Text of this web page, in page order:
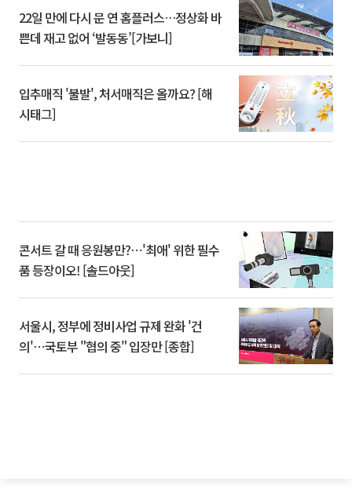
22일 만에 다시 문 연 홈플러스…정상화 바
쁜데 재고 없어 ‘발동동’[가보니]
입추매직 '불발', 처서매직은 올까요? [해
시태그]
콘서트 갈 때 응원봉만?⋯'최애' 위한 필수
품 등장이오! [솔드아웃]
서울시, 정부에 정비사업 규제 완화 '건
의'⋯국토부 "협의 중" 입장만 [종합]